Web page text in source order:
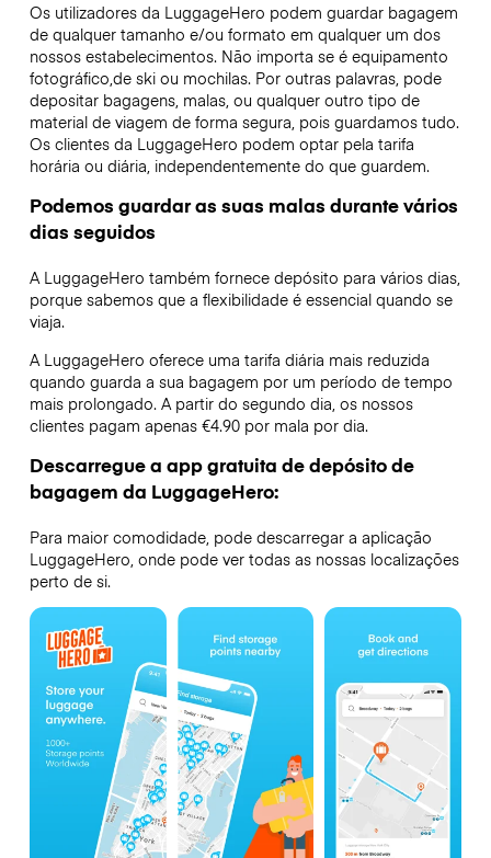
Os utilizadores da LuggageHero podem guardar bagagem
de qualquer tamanho e/ou formato em qualquer um dos
nossos estabelecimentos. Não importa se é equipamento
fotográfico,de ski ou mochilas. Por outras palavras, pode
depositar bagagens, malas, ou qualquer outro tipo de
material de viagem de forma segura, pois guardamos tudo.
Os clientes da LuggageHero podem optar pela tarifa
horária ou diária, independentemente do que guardem.
Podemos guardar as suas malas durante vários
dias seguidos
A LuggageHero também fornece depósito para vários dias,
porque sabemos que a flexibilidade é essencial quando se
viaja.
A LuggageHero oferece uma tarifa diária mais reduzida
quando guarda a sua bagagem por um período de tempo
mais prolongado. A partir do segundo dia, os nossos
clientes pagam apenas €4.90 por mala por dia.
Descarregue a app gratuita de depósito de
bagagem da LuggageHero:
Para maior comodidade, pode descarregar a aplicação
LuggageHero, onde pode ver todas as nossas localizações
perto de si.